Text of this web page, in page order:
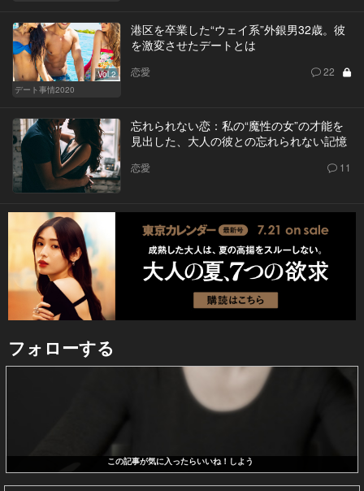
Vol.2
デート事情2020
港区を卒業した“ウェイ系”外銀男32歳。彼
を激変させたデートとは
恋愛 22
忘れられない恋：私の“魔性の女”の才能を
見出した、大人の彼との忘れられない記憶
恋愛 11
フォローする
この記事が気に入ったらいいね！しよう